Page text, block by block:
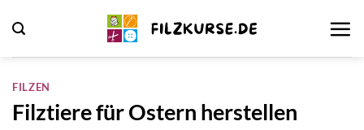
Inhalt
springen
FILZEN
Filztiere für Ostern herstellen